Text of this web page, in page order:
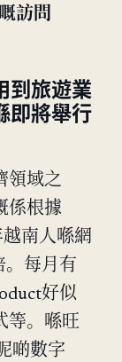
訪問
到旅遊業
即將舉行
領域之
係根據
南人喺網
。每月有
好似
等。喺旺
啲數字